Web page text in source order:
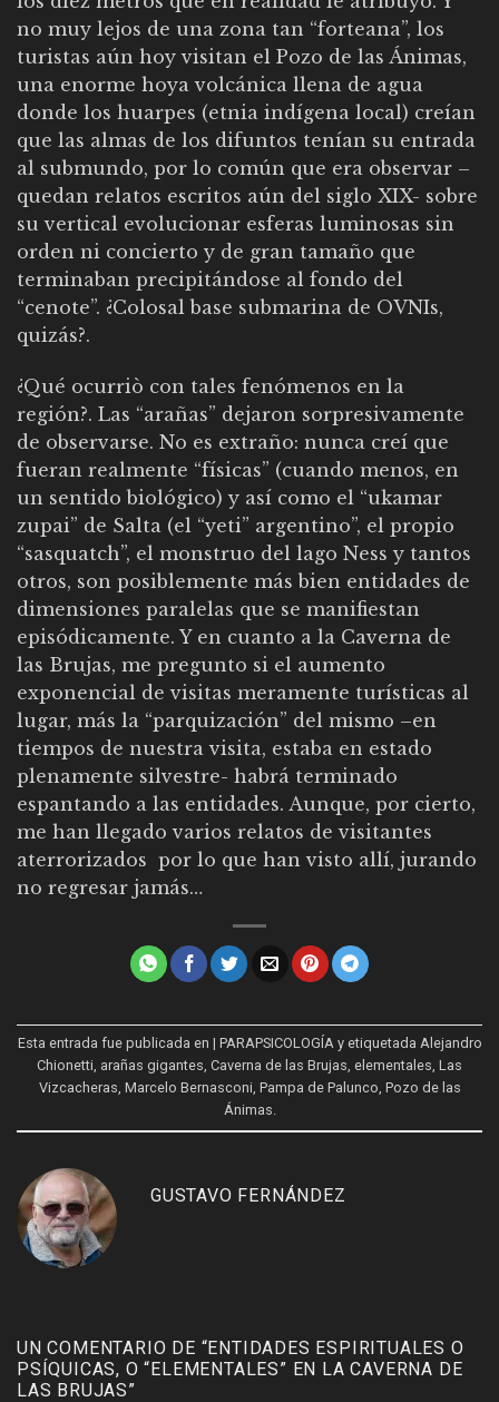
no muy lejos de una zona tan “forteana”, los
turistas aún hoy visitan el Pozo de las Ánimas,
una enorme hoya volcánica llena de agua
donde los huarpes (etnia indígena local) creían
que las almas de los difuntos tenían su entrada
al submundo, por lo común que era observar –
quedan relatos escritos aún del siglo XIX- sobre
su vertical evolucionar esferas luminosas sin
orden ni concierto y de gran tamaño que
terminaban precipitándose al fondo del
“cenote”. ¿Colosal base submarina de OVNIs,
quizás?.
¿Qué ocurriò con tales fenómenos en la
región?. Las “arañas” dejaron sorpresivamente
de observarse. No es extraño: nunca creí que
fueran realmente “físicas” (cuando menos, en
un sentido biológico) y así como el “ukamar
zupai” de Salta (el “yeti” argentino”, el propio
“sasquatch”, el monstruo del lago Ness y tantos
otros, son posiblemente más bien entidades de
dimensiones paralelas que se manifiestan
episódicamente. Y en cuanto a la Caverna de
las Brujas, me pregunto si el aumento
exponencial de visitas meramente turísticas al
lugar, más la “parquización” del mismo –en
tiempos de nuestra visita, estaba en estado
plenamente silvestre- habrá terminado
espantando a las entidades. Aunque, por cierto,
me han llegado varios relatos de visitantes
aterrorizados por lo que han visto allí, jurando
no regresar jamás…
Esta entrada fue publicada en | PARAPSICOLOGÍA y etiquetada Alejandro
Chionetti arañas gigantes Caverna de las Brujas elementales Las
Vizcacheras Marcelo Bernasconi Pampa de Palunco Pozo de las
Ánimas
GUSTAVO FERNÁNDEZ
UN COMENTARIO DE “ENTIDADES ESPIRITUALES O
PSÍQUICAS, O “ELEMENTALES” EN LA CAVERNA DE
LAS BRUJAS”